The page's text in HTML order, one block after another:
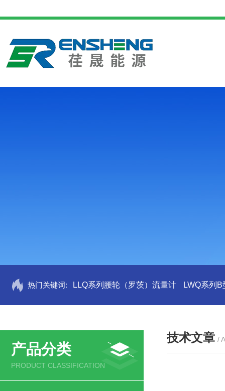
热门关键词: LLQ系列腰轮（罗茨）流量计 LWQ系列
产品分类
PRODUCT CLASSIFICATION
技术文章 /